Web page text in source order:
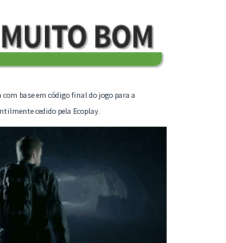
base em código final do jogo para a
cedido pela Ecoplay.